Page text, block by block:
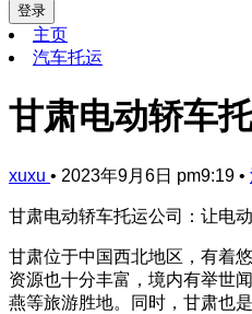
登录
主页
汽车托运
甘肃电动轿车
xuxu • 2023年9月6日 pm9:19 •
甘肃电动轿车托运公司：让电
甘肃位于中国西北地区，有着
资源也十分丰富，境内有举世
燕等旅游胜地。同时，甘肃也